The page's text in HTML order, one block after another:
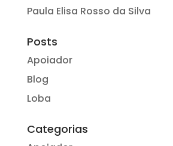
Paula Elisa Rosso da Silva
Posts
Apoiador
Blog
Loba
Categorias